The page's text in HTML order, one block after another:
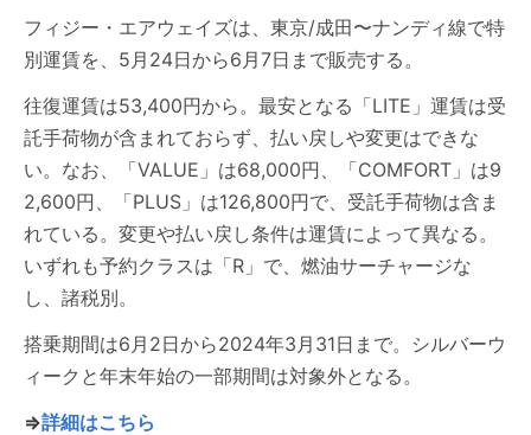
フィジー・エアウェイズは、東京/成田〜ナンディ線で特
別運賃を、5月24日から6月7日まで販売する。
往復運賃は53,400円から。最安となる「LITE」運賃は受
託手荷物が含まれておらず、払い戻しや変更はできな
い。なお、「VALUE」は68,000円、「COMFORT」は9
2,600円、「PLUS」は126,800円で、受託手荷物は含ま
れている。変更や払い戻し条件は運賃によって異なる。
いずれも予約クラスは「R」で、燃油サーチャージな
し、諸税別。
搭乗期間は6月2日から2024年3月31日まで。シルバーウ
ィークと年末年始の一部期間は対象外となる。
⇒詳細はこちら